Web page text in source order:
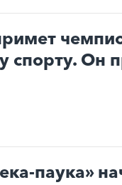
Он
паука»